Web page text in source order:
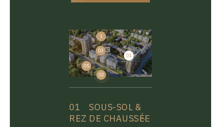
01
1
02
03
04
05
01
SOUS-SOL &
REZ DE CHAUSSÉE